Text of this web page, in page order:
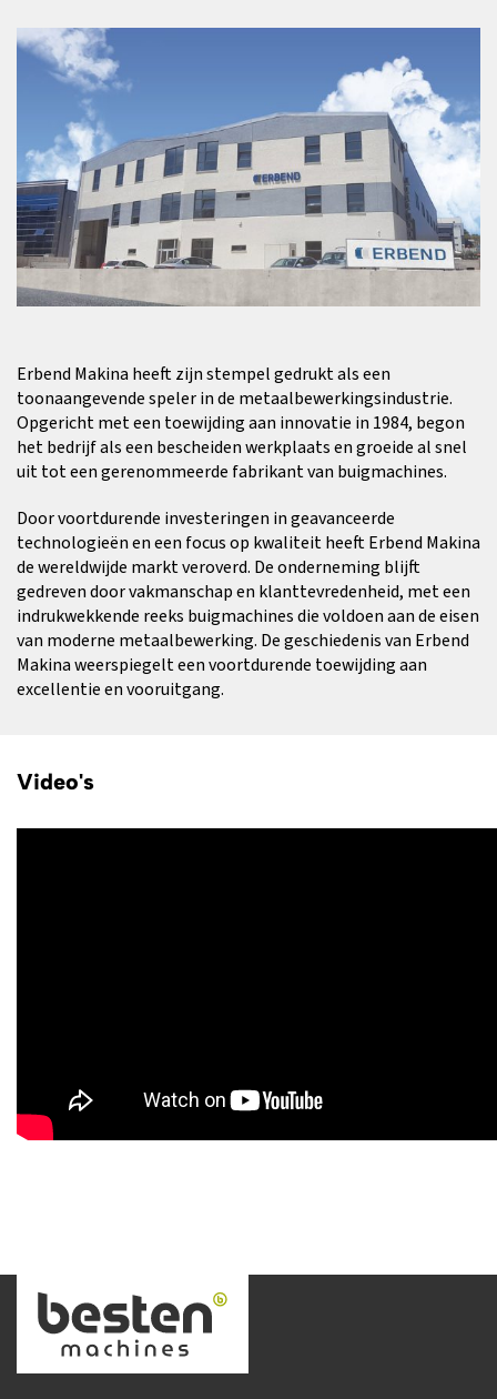
Erbend Makina heeft zijn stempel gedrukt als een
toonaangevende speler in de metaalbewerkingsindustrie.
Opgericht met een toewijding aan innovatie in 1984, begon
het bedrijf als een bescheiden werkplaats en groeide al snel
uit tot een gerenommeerde fabrikant van buigmachines.
Door voortdurende investeringen in geavanceerde
technologieën en een focus op kwaliteit heeft Erbend Makina
de wereldwijde markt veroverd. De onderneming blijft
gedreven door vakmanschap en klanttevredenheid, met een
indrukwekkende reeks buigmachines die voldoen aan de eisen
van moderne metaalbewerking. De geschiedenis van Erbend
Makina weerspiegelt een voortdurende toewijding aan
excellentie en vooruitgang.
Video's